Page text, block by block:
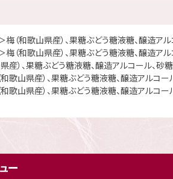
（和歌山県産）、果糖ぶどう糖液糖、醸造ア
（和歌山県産）、果糖ぶどう糖液糖、醸造ア
産）、果糖ぶどう糖液糖、醸造アルコール、砂糖
歌山県産）、果糖ぶどう糖液糖、醸造アルコー
歌山県産）、果糖ぶどう糖液糖、醸造アルコー
ー